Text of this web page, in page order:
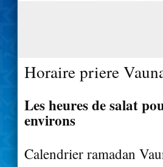
Horaire priere
Les heures de salat
environs
Calendrier ramadan